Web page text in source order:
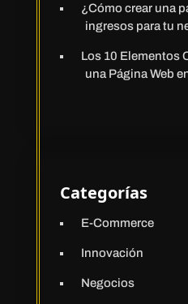
¿Cómo crear una
ingresos para tu
Los 10 Elementos
una Página Web
Categorías
E-Commerce
Innovación
Negocios